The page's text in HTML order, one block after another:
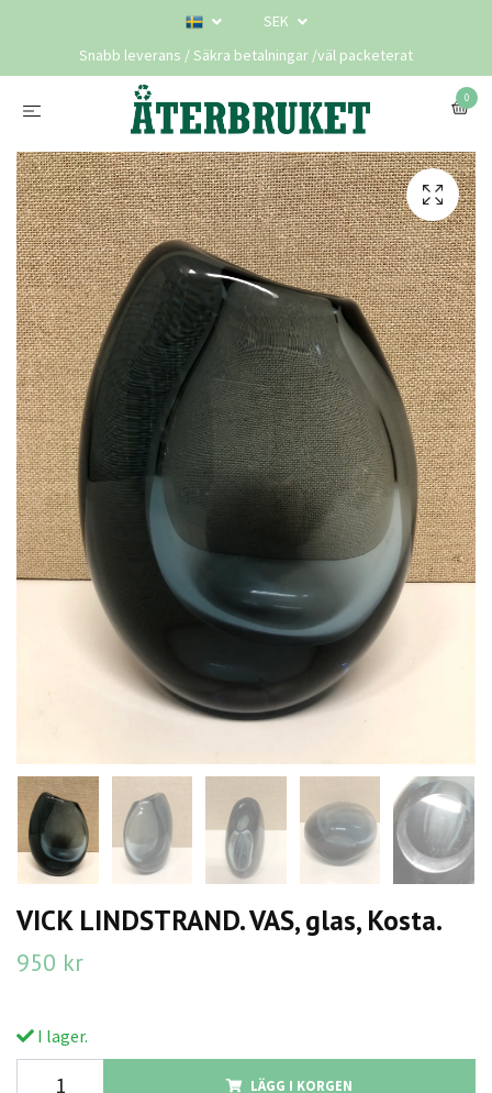
SEK
Snabb leverans / Säkra betalningar /väl packeterat
0
VICK LINDSTRAND. VAS, glas, Kosta.
950 kr
I lager.
LÄGG I KORGEN